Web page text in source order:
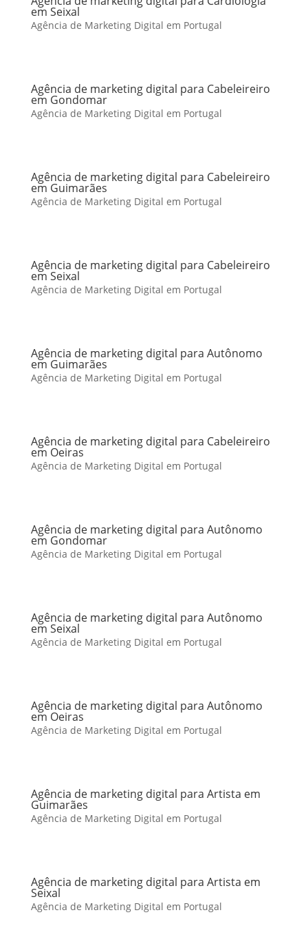
em Seixal
Agência de Marketing Digital em Portugal
Agência de marketing digital para Cabeleireiro
em Gondomar
Agência de Marketing Digital em Portugal
Agência de marketing digital para Cabeleireiro
em Guimarães
Agência de Marketing Digital em Portugal
Agência de marketing digital para Cabeleireiro
em Seixal
Agência de Marketing Digital em Portugal
Agência de marketing digital para Autônomo
em Guimarães
Agência de Marketing Digital em Portugal
Agência de marketing digital para Cabeleireiro
em Oeiras
Agência de Marketing Digital em Portugal
Agência de marketing digital para Autônomo
em Gondomar
Agência de Marketing Digital em Portugal
Agência de marketing digital para Autônomo
em Seixal
Agência de Marketing Digital em Portugal
Agência de marketing digital para Autônomo
em Oeiras
Agência de Marketing Digital em Portugal
Agência de marketing digital para Artista em
Guimarães
Agência de Marketing Digital em Portugal
Agência de marketing digital para Artista em
Seixal
Agência de Marketing Digital em Portugal